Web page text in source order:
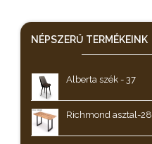
NÉPSZERŰ TERMÉKEINK
Alberta szék - 37
Richmond asztal-28